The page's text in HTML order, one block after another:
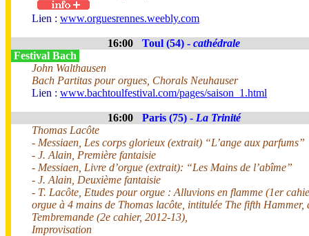
Lien : www.orguesrennes.weebly.com
16:00 Toul (54) - cathédrale
Festival Bach
John Walthausen
Bach Partitas pour orgues, Chorals Neuhauser
Lien : www.bachtoulfestival.com/pages/saison_1.html
16:00 Paris (75) - La Trinité
Thomas Lacôte
- Messiaen, Les corps glorieux (extrait) “L’ange aux parfums”
- J. Alain, Première fantaisie
- Messiaen, Livre d’orgue (extrait): “Les Mains de l’abîme”
- J. Alain, Deuxième fantaisie
- T. Lacôte, Etudes pour orgue : Alluvions en flamme (1er
orgue à 4 mains de Thomas lacôte, intitulée The fifth
Tembremande (2e cahier, 2012-13),
Improvisation